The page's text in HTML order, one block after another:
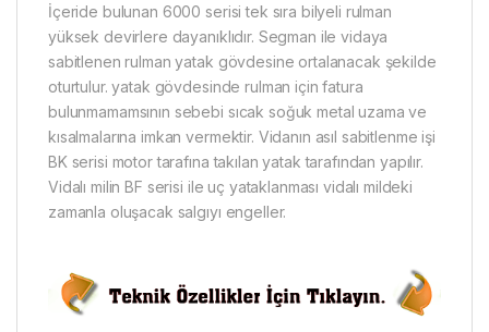
İçeride bulunan 6000 serisi tek sıra bilyeli rulman
yüksek devirlere dayanıklıdır. Segman ile vidaya
sabitlenen rulman yatak gövdesine ortalanacak şekilde
oturtulur. yatak gövdesinde rulman için fatura
bulunmamamsının sebebi sıcak soğuk metal uzama ve
kısalmalarına imkan vermektir. Vidanın asıl sabitlenme işi
BK serisi motor tarafına takılan yatak tarafından yapılır.
Vidalı milin BF serisi ile uç yataklanması vidalı mildeki
zamanla oluşacak salgıyı engeller.